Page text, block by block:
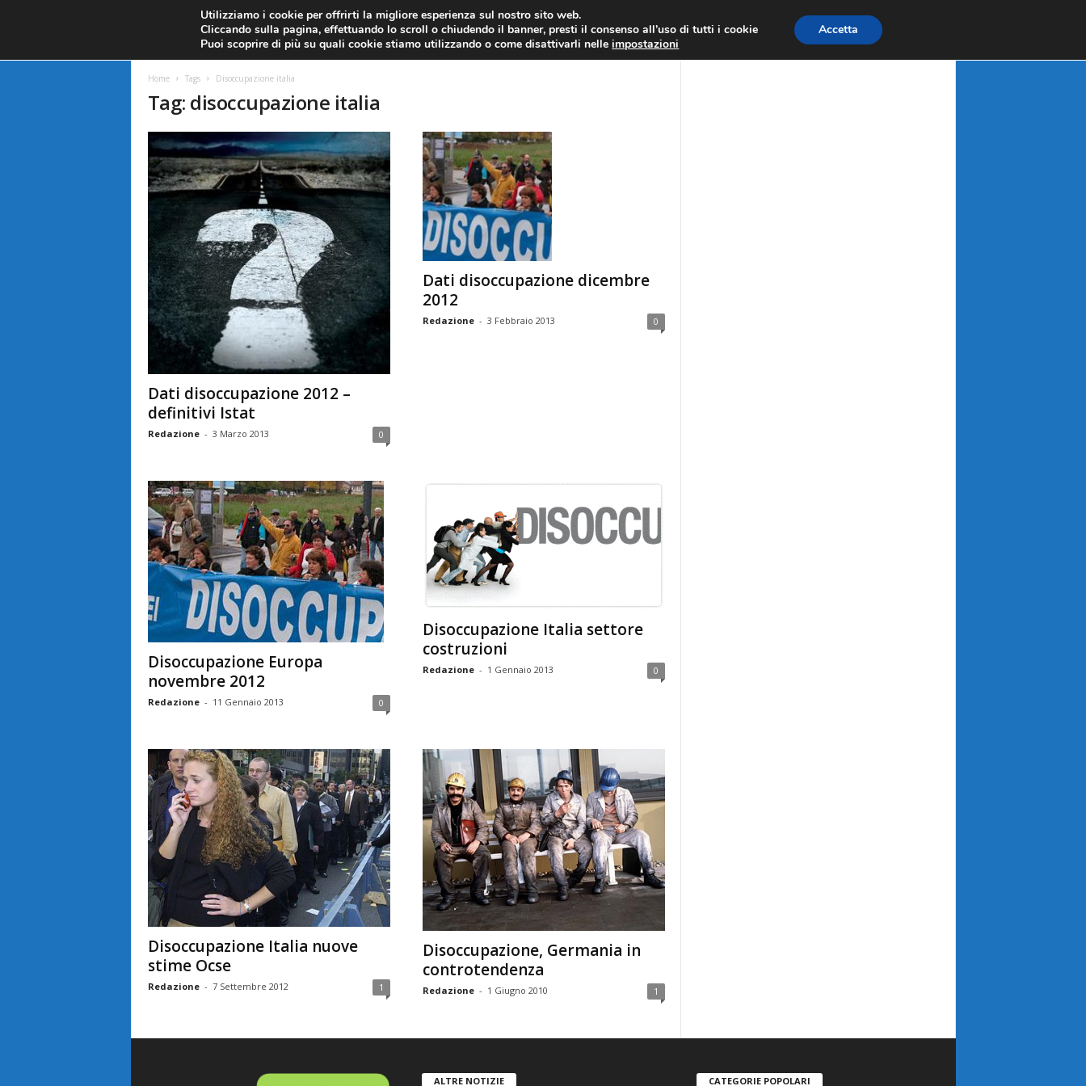
CANDELE GIAPPONESI ECONOMIA FOREX GRATIS FOREX NEWS FOREX SIGNALS FOREX TRADING
F
a
r
e
F
o
r
e
x
ANALISI TECNICA EURO/DOLLARO ECONOMIA FOREX NEWS
Home Tags Disoccupazione italia
Tag: disoccupazione italia
Dati disoccupazione 2012 –
definitivi Istat
Redazione - 3 Marzo 2013 0
Dati disoccupazione dicembre
2012
Redazione - 3 Febbraio 2013 0
Disoccupazione Europa
novembre 2012
Redazione - 11 Gennaio 2013 0
Disoccupazione Italia settore
costruzioni
Redazione - 1 Gennaio 2013 0
Disoccupazione Italia nuove
stime Ocse
Redazione - 7 Settembre 2012 1
Disoccupazione, Germania in
controtendenza
Redazione - 1 Giugno 2010 1
ALTRE NOTIZIE CATEGORIE POPOLARI
Utilizziamo i cookie per offrirti la migliore esperienza sul nostro sito web.
Cliccando sulla pagina, effettuando lo scroll o chiudendo il banner, presti il consenso all’uso di tutti i cookie
Puoi scoprire di più su quali cookie stiamo utilizzando o come disattivarli nelleimpostazioni
Accetta